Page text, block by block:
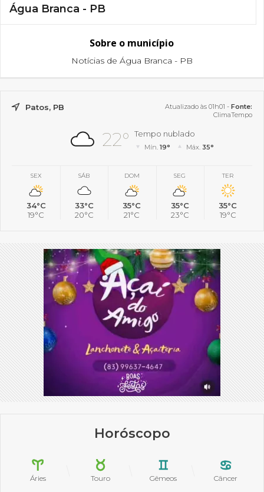
Água Branca - PB
Sobre o município
Notícias de Água Branca - PB
Patos, PB Atualizado às 01h01 - Fonte:
ClimaTempo
22° Tempo nublado
Mín.19° Máx. 35°
SEX
34°C
19°C
SÁB
33°C
20°C
DOM
35°C
21°C
SEG
35°C
23°C
TER
35°C
19°C
Horóscopo
Áries Touro Gêmeos Câncer